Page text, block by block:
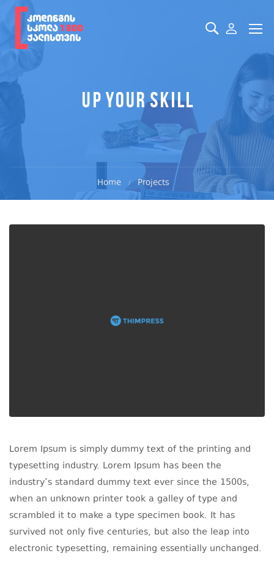
Up your skill
Home Projects
Lorem Ipsum is simply dummy text of the printing and
typesetting industry. Lorem Ipsum has been the
industry’s standard dummy text ever since the 1500s,
when an unknown printer took a galley of type and
scrambled it to make a type specimen book. It has
survived not only five centuries, but also the leap into
electronic typesetting, remaining essentially unchanged.